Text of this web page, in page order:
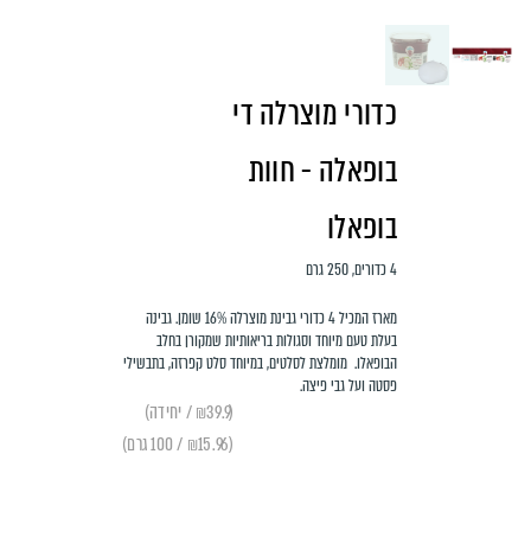
כדורי מוצרלה די
בופאלה - חוות
בופאלו
4 כדורים, 250 גרם
מארז המכיל 4 כדורי גבינת מוצרלה 16% שומן. גבינה
בעלת טעם מיוחד וסגולות בריאותיות שמקורן בחלב
הבופאלו. מומלצת לסלטים, במיוחד סלט קפרזה, בתבשילי
פסטה ועל גבי פיצה.
(₪39.9 / יחידה)
(₪15.96 / 100 גרם)